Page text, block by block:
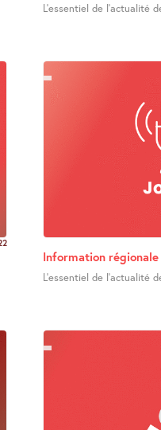
L’essentiel de l’actualité
Information
L’essentiel de l’actualité